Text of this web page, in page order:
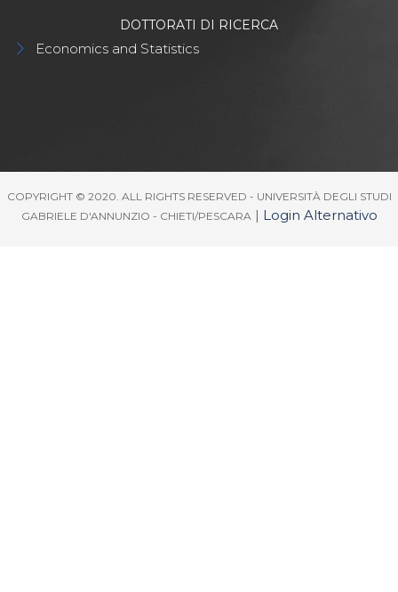
DOTTORATI DI RICERCA
Economics and Statistics
COPYRIGHT © 2020. ALL RIGHTS RESERVED - UNIVERSITÀ DEGLI STUDI
GABRIELE D'ANNUNZIO - CHIETI/PESCARA| Login Alternativo